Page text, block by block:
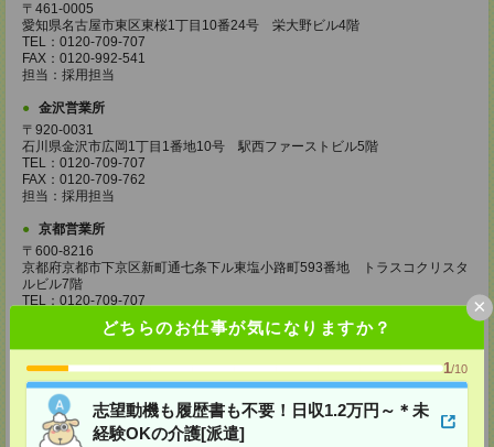
どちらのお仕事が気になりますか？
1/10
志望動機も履歴書も不要！日収1.2万円～＊未
経験OKの介護[派遣]
×
〒461-0005
愛知県名古屋市東区東桜1丁目10番24号 栄大野ビル4階
TEL：0120-709-707
FAX：0120-992-541
担当：採用担当
金沢営業所
〒920-0031
石川県金沢市広岡1丁目1番地10号 駅西ファーストビル5階
TEL：0120-709-707
FAX：0120-709-762
担当：採用担当
京都営業所
〒600-8216
京都府京都市下京区新町通七条下ル東塩小路町593番地 トラスコクリスタ
ルビル7階
TEL：0120-709-707
FAX：0120-709-751
担当：採用担当
大阪営業所
〒530-0017
大阪府大阪市北区角田町8番1号 大阪梅田ツインタワーズ・ノース34階
TEL：0120-995-985
FAX：0120-992-568